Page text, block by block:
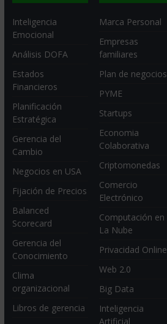
Inteligencia
Emocional
Análisis DOFA
Estados
Financieros
Planificación
Estratégica
Gerencia del
Cambio
Negocios en USA
Fijación de Precios
Balanced
Scorecard
Gerencia del
Conocimiento
Clima
organizacional
Libros de gerencia
Marca Personal
Empresas
familiares
Plan de negocios
PYME
Startups
Economia
Colaborativa
Criptomonedas
Comercio
Electrónico
Computación en
La Nube
Privacidad Online
Web 2.0
Big Data
Inteligencia
Artificial